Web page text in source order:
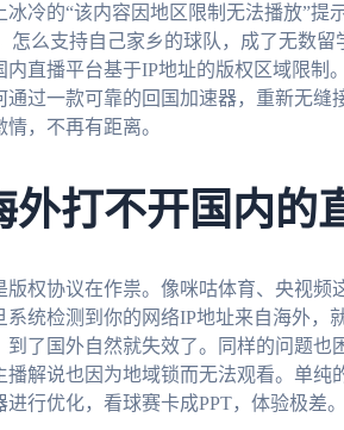
冷的“该内容因地区限制无法播放”提
怎么支持自己家乡的球队，成了无数留
直播平台基于IP地址的版权区域限制
通过一款可靠的回国加速器，重新无缝
，不再有距离。
打不开国内的
权协议在作祟。像咪咕体育、央视频
统检测到你的网络IP地址来自海外，
了国外自然就失效了。同样的问题也
播解说也因为地域锁而无法观看。单纯
行优化，看球赛卡成PPT，体验极差。